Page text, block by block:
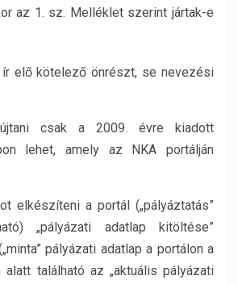
az 1. sz. Melléklet szerint jártak-e
elő kötelező önrészt, se nevezési
csak a 2009. évre kiadott
lehet, amely az NKA portálján
elkészíteni a portál („pályáztatás”
„pályázati adatlap kitöltése”
pályázati adatlap a portálon a
alatt található az „aktuális pályázati